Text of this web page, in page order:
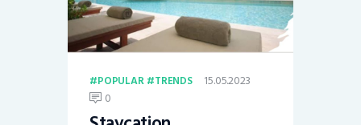
POPULAR TRENDS
15.05.2023
0